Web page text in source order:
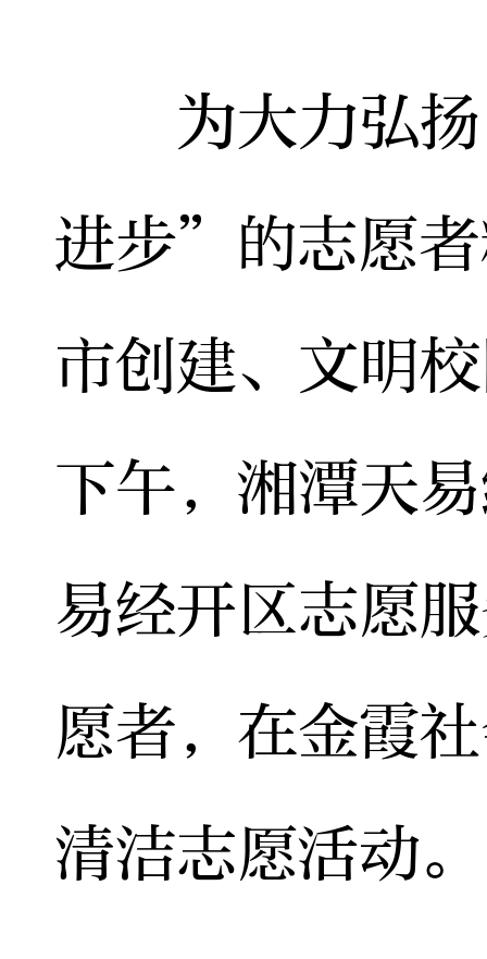
为大力弘扬
进步”的志愿
市创建、文明
下午，湘潭天
易经开区志愿
愿者，在金霞
清洁志愿活动。